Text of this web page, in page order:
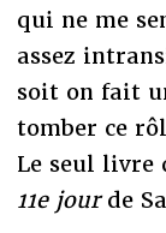
qui ne me
assez
soit on fait
tomber ce
Le seul livre
11e jourde